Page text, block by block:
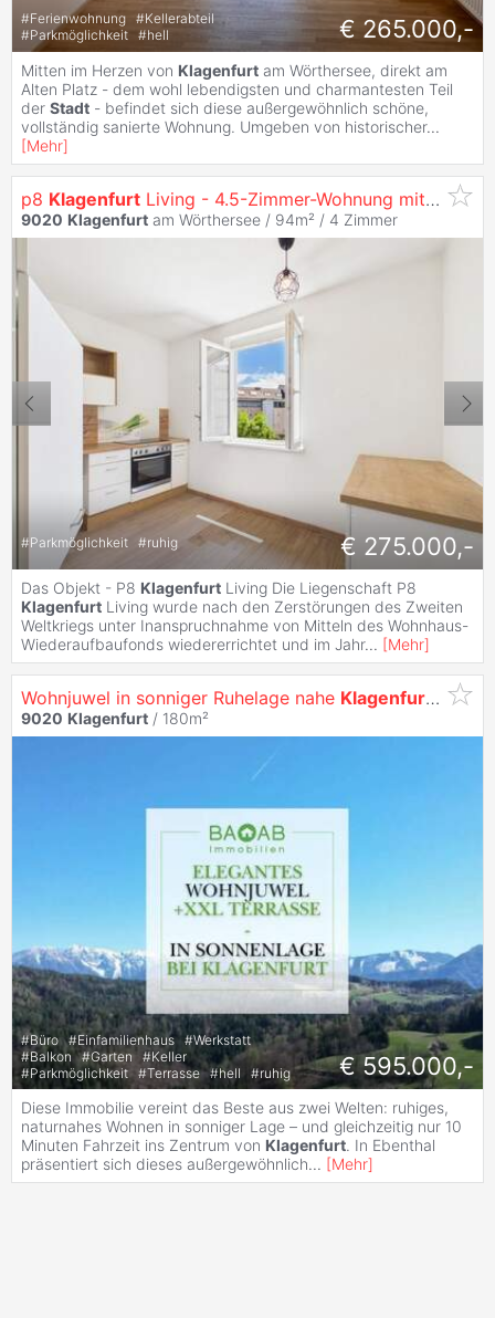
#Ferienwohnung #Kellerabteil
#Parkmöglichkeit #hell € 265.000,-
Mitten im Herzen von Klagenfurt am Wörthersee, direkt am
Alten Platz - dem wohl lebendigsten und charmantesten Teil
der Stadt - befindet sich diese außergewöhnlich schöne,
vollständig sanierte Wohnung. Umgeben von historischer...
[Mehr]
p8 Klagenfurt Living - 4.5-Zimmer-Wohnung mit Klare Raumaufteilung in Zentraler Innenstadtlage
9020 Klagenfurt am Wörthersee / 94m² / 4 Zimmer
#Parkmöglichkeit #ruhig € 275.000,-
Das Objekt - P8 Klagenfurt Living Die Liegenschaft P8
Klagenfurt Living wurde nach den Zerstörungen des Zweiten
Weltkriegs unter Inanspruchnahme von Mitteln des Wohnhaus-
Wiederaufbaufonds wiedererrichtet und im Jahr... [Mehr]
Wohnjuwel in sonniger Ruhelage nahe Klagenfurt |
9020 Klagenfurt / 180m²
#Büro #Einfamilienhaus #Werkstatt
#Balkon #Garten #Keller
#Parkmöglichkeit #Terrasse #hell #ruhig € 595.000,-
Diese Immobilie vereint das Beste aus zwei Welten: ruhiges,
naturnahes Wohnen in sonniger Lage – und gleichzeitig nur 10
Minuten Fahrzeit ins Zentrum von Klagenfurt. In Ebenthal
präsentiert sich dieses außergewöhnlich... [Mehr]